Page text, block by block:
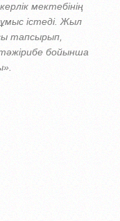
мектебінің
істеді. Жыл
тапсырып,
бойынша